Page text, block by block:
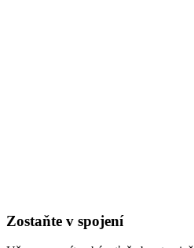
Zostaňte v spojení